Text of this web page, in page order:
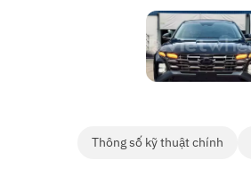
Thông số kỹ thuật chính